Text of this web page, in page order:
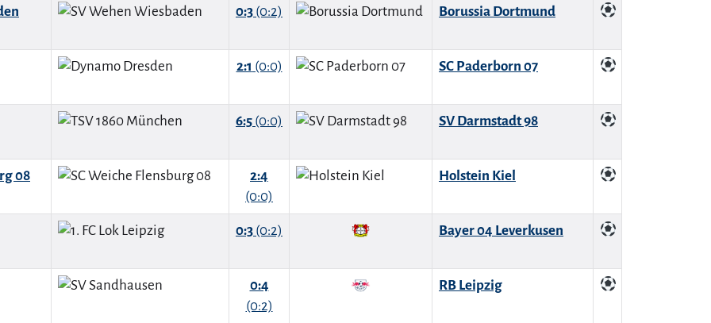
0:3 (0:2) Borussia Dortmund
2:1 (0:0) SC Paderborn 07
6:5 (0:0) SV Darmstadt 98
08
2:4
(0:0)
Holstein Kiel
0:3 (0:2) Bayer 04 Leverkusen
0:4
(0:2)
RB Leipzig